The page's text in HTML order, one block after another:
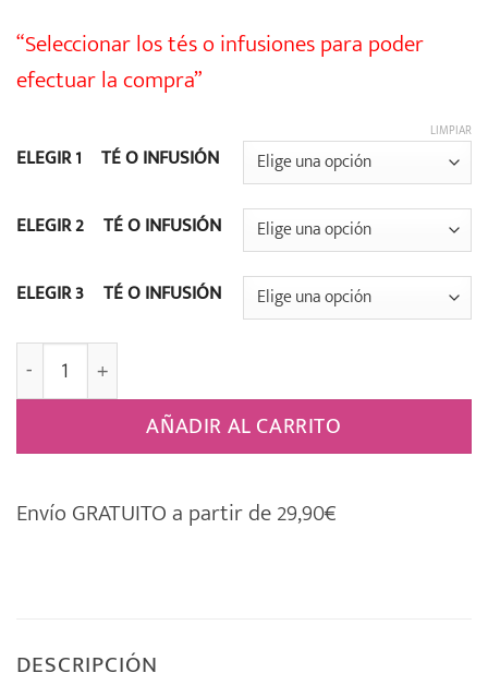
“Seleccionar los tés o infusiones para poder
efectuar la compra”
ELEGIR 1º TÉ O INFUSIÓN
ELEGIR 2º TÉ O INFUSIÓN
ELEGIR 3º TÉ O INFUSIÓN
LIMPIAR
-17 Caja Regalo 3 Tés o Infusiones a Elegir cantidad
AÑADIR AL CARRITO
Envío GRATUITO a partir de 29,90€
DESCRIPCIÓN